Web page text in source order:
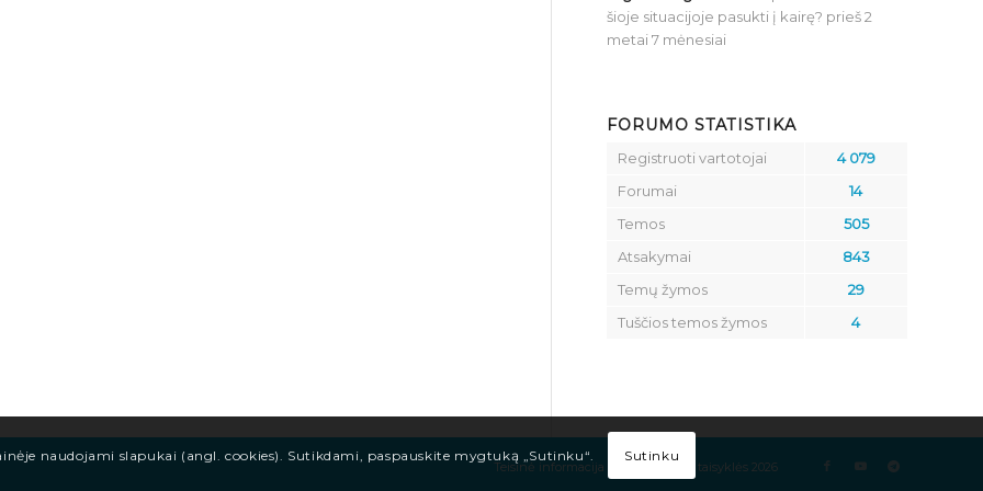
šioje situacijoje pasukti į kairę? prieš 2
metai 7 mėnesiai
FORUMO STATISTIKA
Registruoti vartotojai
4 079
Forumai
14
Temos
505
Atsakymai
843
Temų žymos
29
Tuščios temos žymos
4
Teisinė informacija Kelių eismo taisyklės 2026
naudojami slapukai (angl. cookies). Sutikdami, paspauskite mygtuką „Sutinku“. Sutinku